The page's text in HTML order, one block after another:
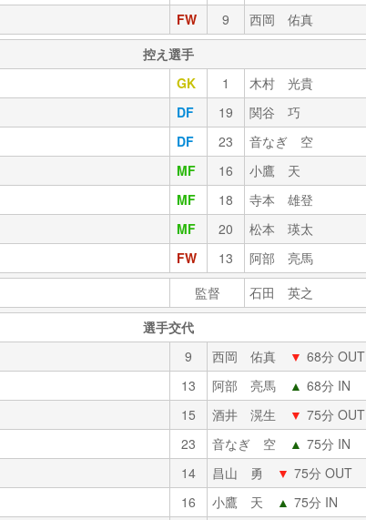
FW 9
西岡 佑真
控え選手
GK 1
木村 光貴
DF 19
関谷 巧
DF 23
音なぎ 空
MF 16
小鷹 天
MF 18
寺本 雄登
MF 20
松本 瑛太
FW 13
阿部 亮馬
監督
石田 英之
選手交代
9 西岡 佑真 ▼ 68分 OUT
13 阿部 亮馬 ▲ 68分 IN
15 酒井 滉生 ▼ 75分 OUT
23 音なぎ 空 ▲ 75分 IN
14 昌山 勇 ▼ 75分 OUT
16 小鷹 天 ▲ 75分 IN